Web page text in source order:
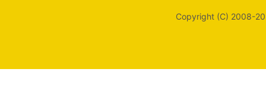
Copyright (C) 2008-